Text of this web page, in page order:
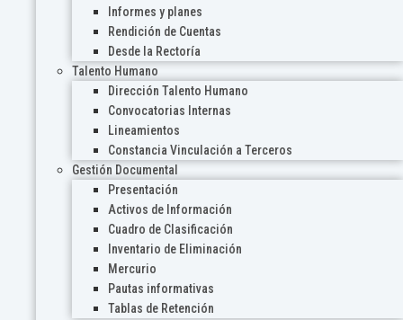
Informes y planes
Rendición de Cuentas
Desde la Rectoría
Talento Humano
Dirección Talento Humano
Convocatorias Internas
Lineamientos
Constancia Vinculación a Terceros
Gestión Documental
Presentación
Activos de Información
Cuadro de Clasificación
Inventario de Eliminación
Mercurio
Pautas informativas
Tablas de Retención